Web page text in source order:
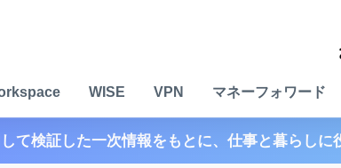
WISE VPN マネーフォワード
て検証した一次情報をもとに、仕事と暮らし